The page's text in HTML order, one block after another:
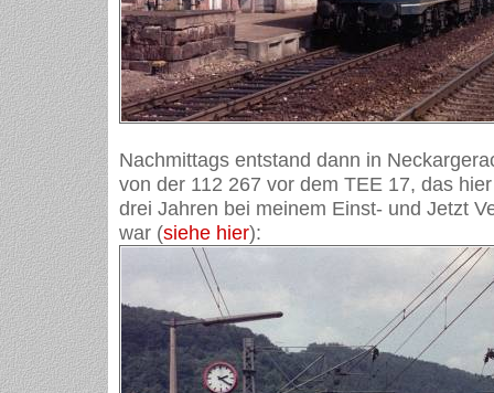
Nachmittags entstand dann in
von der 112 267 vor dem TEE 17, das
drei Jahren bei meinem Einst- und Jetzt
war (siehe hier):